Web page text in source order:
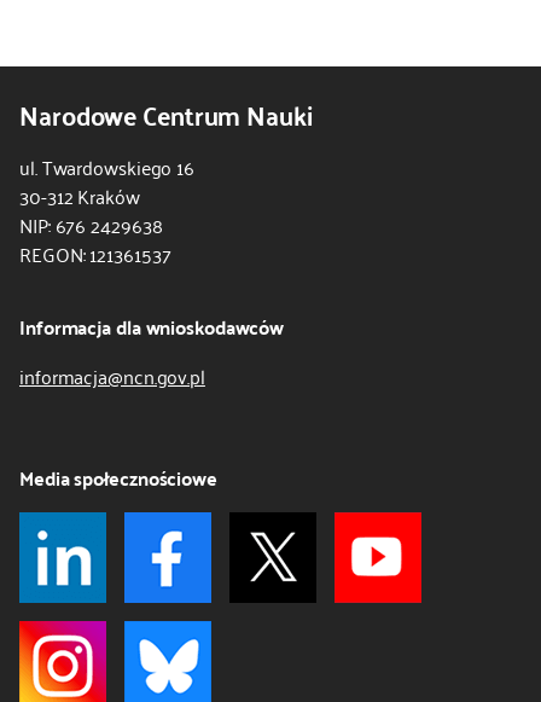
Narodowe Centrum Nauki
ul. Twardowskiego 16
30-312 Kraków
NIP: 676 2429638
REGON: 121361537
Informacja dla wnioskodawców
informacja@ncn.gov.pl
Media społecznościowe